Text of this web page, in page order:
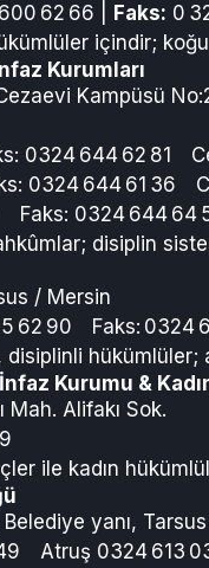
62 66 | Faks: 0
içindir;
Kurumları
Kampüsü
0324 644 62 81
0324 644 61 36
Faks: 0324 644 64
disiplin
/ Mersin
62 90 Faks: 0324
hükümlüler;
Kurumu &
Alifakı Sok.
ile kadın
yanı,
Atruş 0324 613